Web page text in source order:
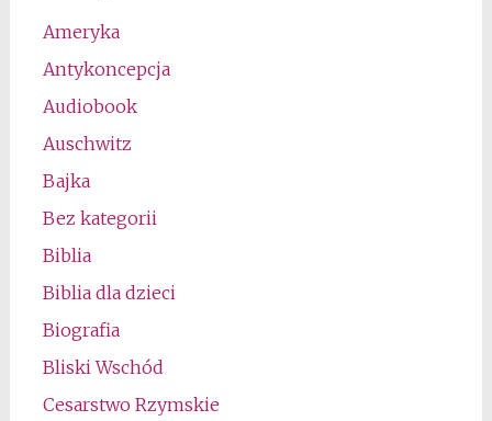
Ameryka
Antykoncepcja
Audiobook
Auschwitz
Bajka
Bez kategorii
Biblia
Biblia dla dzieci
Biografia
Bliski Wschód
Cesarstwo Rzymskie